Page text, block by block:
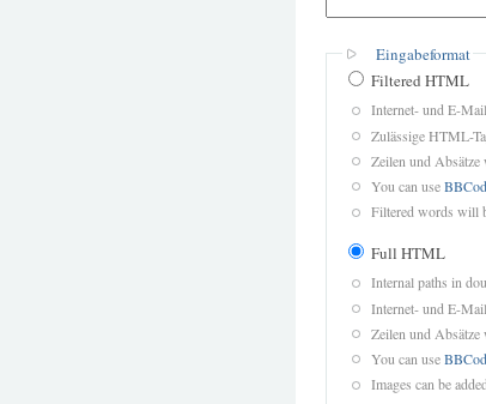
Eingabeformat
Filtered HTML
Internet- und E-
Zulässige HTML-
Zeilen und Absätze
You can use
Filtered words will
Full HTML
Internal paths in
Internet- und E-
Zeilen und Absätze
You can use
Images can be